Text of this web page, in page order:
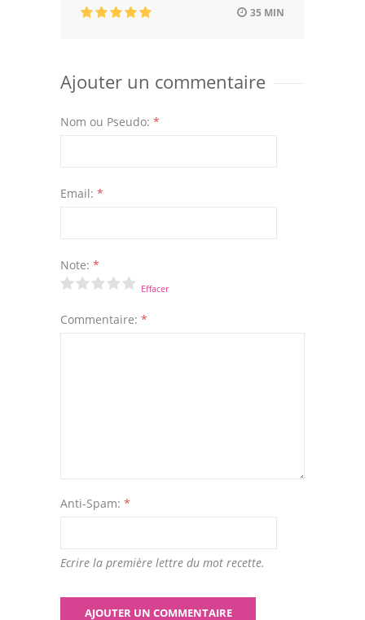
35 MIN
Ajouter un commentaire
Nom ou Pseudo: *
Email: *
Note: *
Effacer
Commentaire: *
Anti-Spam: *
Ecrire la première lettre du mot recette.